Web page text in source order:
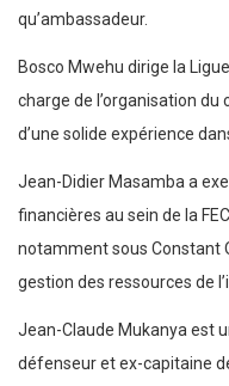
qu’ambassadeur.
Bosco Mwehu dirige la
charge de l’organisation
d’une solide expérience
Jean-Didier Masamba a
financières au sein de la
notamment sous Constant
gestion des ressources de
Jean-Claude Mukanya est
défenseur et ex-capitaine